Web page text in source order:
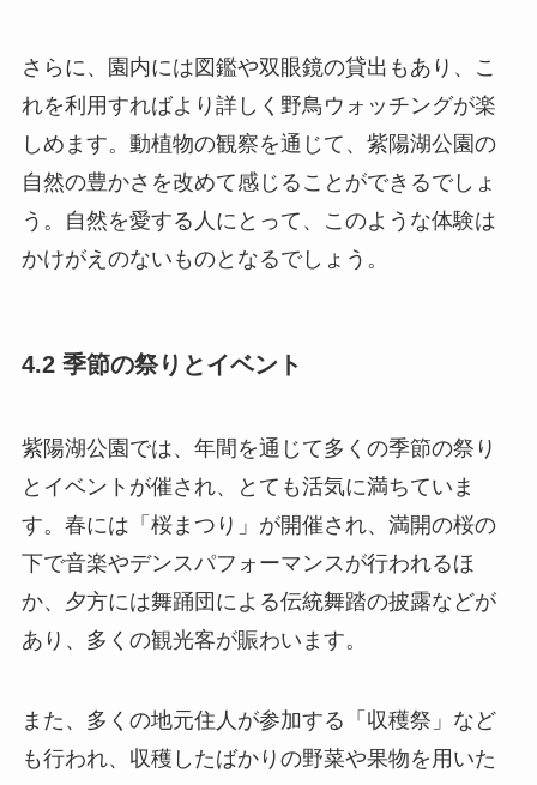
さらに、園内には図鑑や双眼鏡の貸出もあり、こ
れを利用すればより詳しく野鳥ウォッチングが楽
しめます。動植物の観察を通じて、紫陽湖公園の
自然の豊かさを改めて感じることができるでしょ
う。自然を愛する人にとって、このような体験は
かけがえのないものとなるでしょう。
4.2 季節の祭りとイベント
紫陽湖公園では、年間を通じて多くの季節の祭り
とイベントが催され、とても活気に満ちていま
す。春には「桜まつり」が開催され、満開の桜の
下で音楽やデンスパフォーマンスが行われるほ
か、夕方には舞踊団による伝統舞踏の披露などが
あり、多くの観光客が賑わいます。
また、多くの地元住人が参加する「収穫祭」など
も行われ、収穫したばかりの野菜や果物を用いた